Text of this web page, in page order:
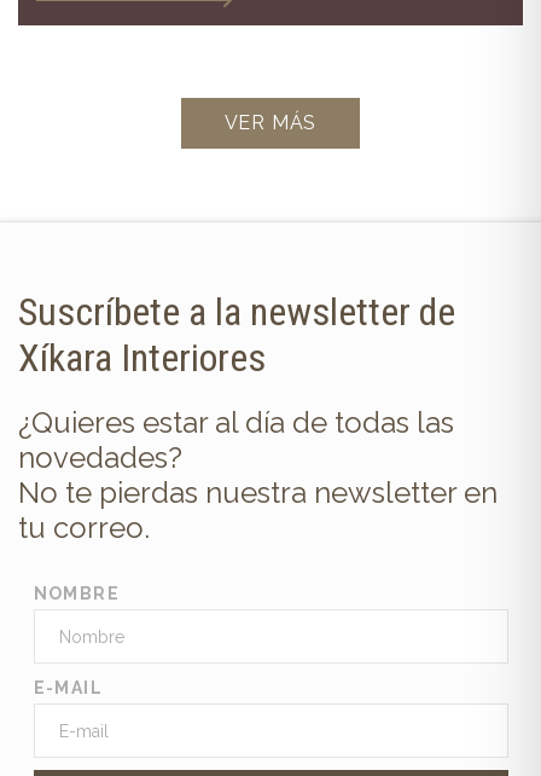
VER MÁS
Suscríbete a la newsletter de
Xíkara Interiores
¿Quieres estar al día de todas las
novedades?
No te pierdas nuestra newsletter en
tu correo.
NOMBRE
E-MAIL